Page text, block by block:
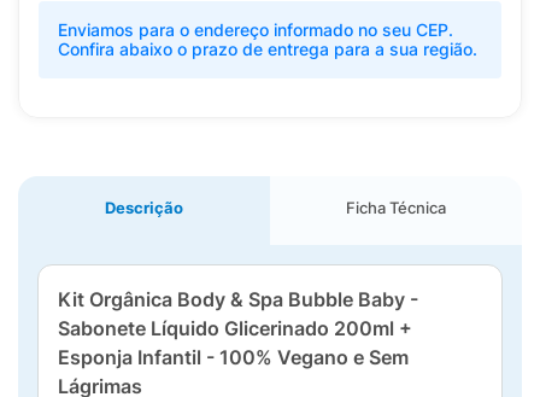
Enviamos para o endereço informado no seu CEP.
Confira abaixo o prazo de entrega para a sua região.
Descrição Ficha Técnica
Kit Orgânica Body & Spa Bubble Baby -
Sabonete Líquido Glicerinado 200ml +
Esponja Infantil - 100% Vegano e Sem
Lágrimas